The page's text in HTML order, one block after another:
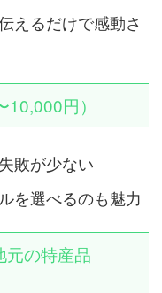
えるだけで感動さ
円）
敗が少ない
を選べるのも魅力
元の特産品